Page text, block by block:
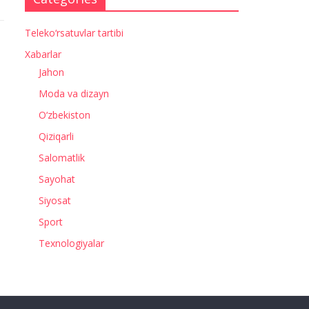
Teleko‘rsatuvlar tartibi
Xabarlar
Jahon
Moda va dizayn
O‘zbekiston
Qiziqarli
Salomatlik
Sayohat
Siyosat
Sport
Texnologiyalar